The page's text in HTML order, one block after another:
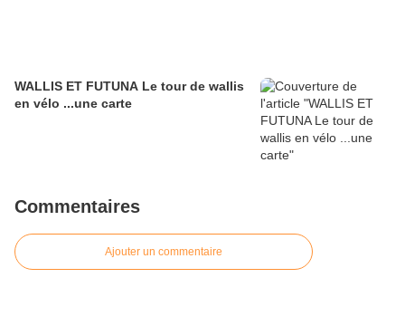
WALLIS ET FUTUNA Le tour de wallis
en vélo ...une carte
Commentaires
Ajouter un commentaire